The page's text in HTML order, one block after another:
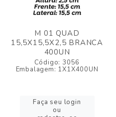
M 01 QUAD
15,5X15,5X2,5 BRANCA
400UN
Código: 3056
Embalagem: 1X1X400UN
Faça seu login
ou